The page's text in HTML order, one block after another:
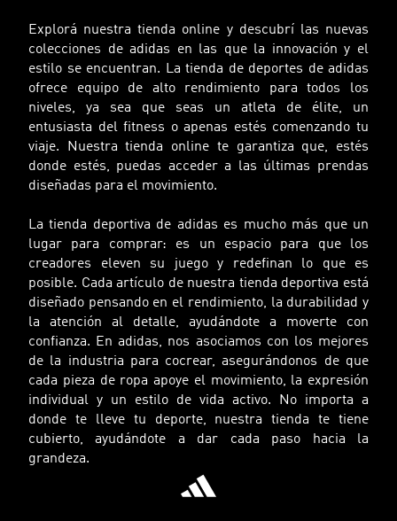
Explorá nuestra tienda online y descubrí las nuevas
colecciones de adidas en las que la innovación y el
estilo se encuentran. La tienda de deportes de adidas
ofrece equipo de alto rendimiento para todos los
niveles, ya sea que seas un atleta de élite, un
entusiasta del fitness o apenas estés comenzando tu
viaje. Nuestra tienda online te garantiza que, estés
donde estés, puedas acceder a las últimas prendas
diseñadas para el movimiento.
La tienda deportiva de adidas es mucho más que un
lugar para comprar: es un espacio para que los
creadores eleven su juego y redefinan lo que es
posible. Cada artículo de nuestra tienda deportiva está
diseñado pensando en el rendimiento, la durabilidad y
la atención al detalle, ayudándote a moverte con
confianza. En adidas, nos asociamos con los mejores
de la industria para cocrear, asegurándonos de que
cada pieza de ropa apoye el movimiento, la expresión
individual y un estilo de vida activo. No importa a
donde te lleve tu deporte, nuestra tienda te tiene
cubierto, ayudándote a dar cada paso hacia la
grandeza.